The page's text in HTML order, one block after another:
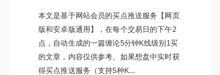
本文是基于网站会员的买点推送服务【网页
版和安卓版通用】，在每个交易日的下午2
点，自动生成的一篇缠论5分钟K线级别1买
的文章，内容仅供参考。如果想盘中实时获
得买点推送服务（支持5种K...